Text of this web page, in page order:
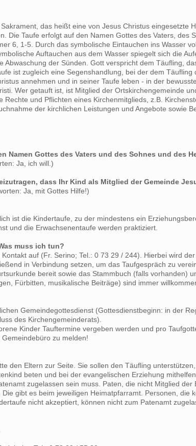
das heißt eine von Jesus Christus eingesetzte
Die Taufe erfolgt auf den Namen Gottes des Vaters, des
6, 1-5. Durch das symbolische Eintauchen ins Wasser
Auftauchen aus dem Wasser spiegelt sich die
Abwaschung der Sünden. Gott verspricht dem Täufling,
ist zugleich eine Segenshandlung, bei der dem
annehmen und in seiner Taufe leben - in der
Wer getauft ist, ist Mitglied der Ortskirchengemeinde
und Pflichten eines Kirchenmitglieds, z.B.
der kirchlichen Leistungen und Angebote sowie
Namen Gottes des Vaters und des Sohnes und des
Ja, ich will.)
dass Ihr Kind als Mitglied der Gemeinde
Ja, mit Gottes Hilfe!)
ist die Kindertaufe, zu der mindestens ein
und die Erwachsenentaufe werden praktiziert.
muss ich tun?
auf (Fr. Serino; Tel.: 0 73 29 / 244). Hierbei wird
in Verbindung setzen, um das Taufgespräch zu
bereit sowie das Stammbuch (falls vorhanden)
Fürbitten, musikalische Beiträge) sind immer
Gemeindegottesdienst (Gottesdienstbeginn: in der
des Kirchengemeinderats).
Kinder Tauftermine vergeben werden und pro
zu melden!
den Eltern zur Seite. Sie sollen den Täufling
beten und bei der evangelischen Erziehung
zugelassen sein muss. Paten, die nicht Mitglied der
gibt es beim jeweiligen Heimatpfarramt. Personen, die
nicht akzeptiert, können nicht zum Patenamt